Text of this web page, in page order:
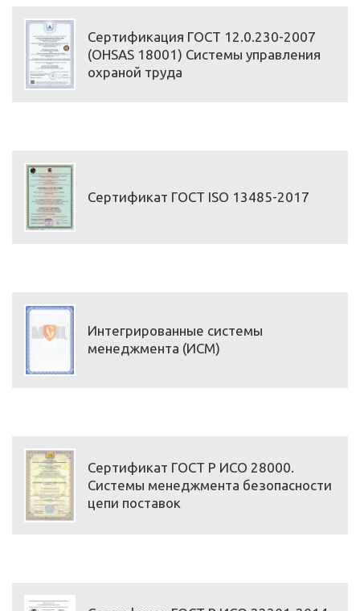
Сертификация ГОСТ 12.0.230-2007
(OHSAS 18001) Системы управления
охраной труда
Сертификат ГОСТ ISO 13485-2017
Интегрированные системы
менеджмента (ИСМ)
Сертификат ГОСТ Р ИСО 28000.
Системы менеджмента безопасности
цепи поставок